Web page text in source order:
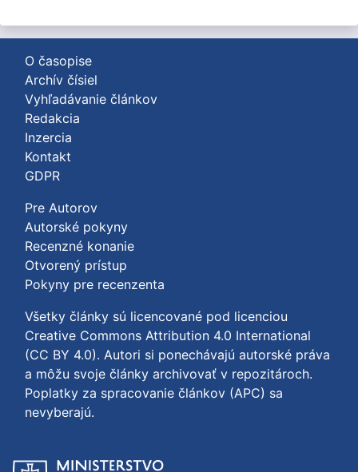
O časopise
Archív čísiel
Vyhľadávanie článkov
Redakcia
Inzercia
Kontakt
GDPR
Pre Autorov
Autorské pokyny
Recenzné konanie
Otvorený prístup
Pokyny pre recenzenta
Všetky články sú licencované pod licenciou
Creative Commons Attribution 4.0 International
(CC BY 4.0). Autori si ponechávajú autorské práva
a môžu svoje články archivovať v repozitároch.
Poplatky za spracovanie článkov (APC) sa
nevyberajú.